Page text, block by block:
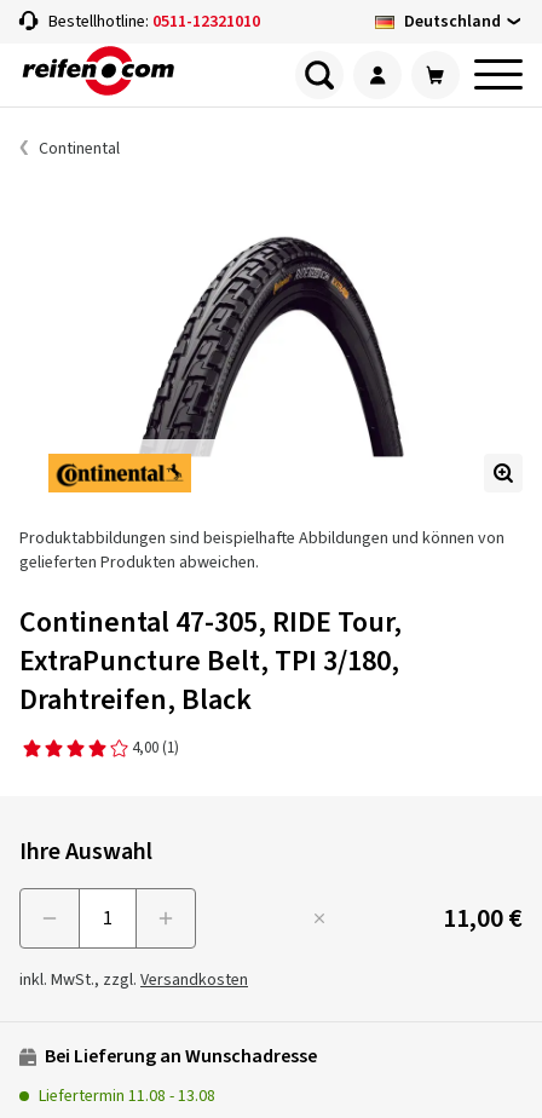
Bestellhotline: 0511-12321010 Deutschland
Continental
Produktabbildungen sind beispielhafte Abbildungen und können von
gelieferten Produkten abweichen.
Continental 47-305, RIDE Tour,
ExtraPuncture Belt, TPI 3/180,
Drahtreifen, Black
4,00 (1)
Ihre Auswahl
11,00 €
inkl. MwSt., zzgl. Versandkosten
Bei Lieferung an Wunschadresse
Liefertermin 11.08 -13.08